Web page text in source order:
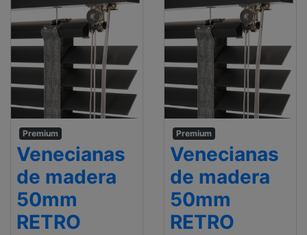
Premium
Venecianas
de madera
50mm
RETRO
Premium
Venecianas
de madera
50mm
RETRO